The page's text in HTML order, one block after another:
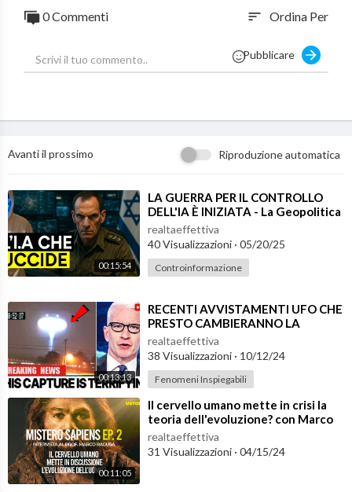
a molto più complessa... continua a leggere qui:https://goo.gl/L
LEGGI IL NOSTRO MANIFESTO:
Seguiteci sui nostri canali. Presto nuovi contenuti.http://www.
u25SsIXhnQ1GTOr
https://www.facebook.com/DevianceProje
m/devianceproject/
SIATE CONSAPEVOLI, DEVIATE.
thedevianceproject@gmail.com
0 Commenti sort Ordina Per
Pubblicare
Avanti il prossimo Riproduzione automatica
00:15:54
⁣LA GUERRA PER IL CONTROLLO
DELL'IA È INIZIATA - La Geopolitica
dell'Intelligenza Artificia
realtaeffettiva
40 Visualizzazioni · 05/20/25
Controinformazione
00:13:13
⁣RECENTI AVVISTAMENTI UFO CHE
PRESTO CAMBIERANNO LA
STORIA DELL'UMANITÁ
realtaeffettiva
38 Visualizzazioni · 10/12/24
Fenomeni Inspiegabili
00:11:05
⁣Il cervello umano mette in crisi la
teoria dell'evoluzione? con Marco
Ragusa - Mistero Sapiens
realtaeffettiva
31 Visualizzazioni · 04/15/24